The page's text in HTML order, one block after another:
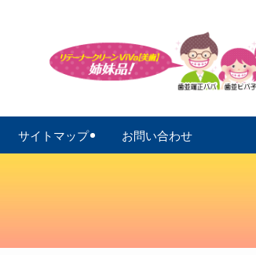
サイトマップ お問い合わせ